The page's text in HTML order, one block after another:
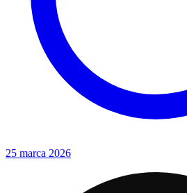
25 marca 2026